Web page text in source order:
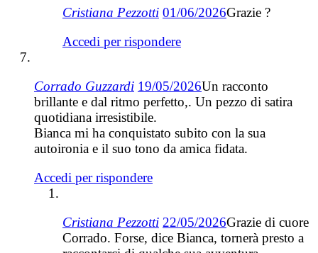
Cristiana Pezzotti 01/06/2026Grazie ?
Accedi per rispondere
Corrado Guzzardi 19/05/2026Un racconto
brillante e dal ritmo perfetto,. Un pezzo di satira
quotidiana irresistibile.
Bianca mi ha conquistato subito con la sua
autoironia e il suo tono da amica fidata.
Accedi per rispondere
Cristiana Pezzotti 22/05/2026Grazie di cuore
Corrado. Forse, dice Bianca, tornerà presto a